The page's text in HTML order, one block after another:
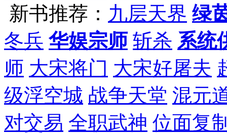
新书推荐： 九层天界 绿
冬兵 华娱宗师 斩杀 系统
师 大宋将门 大宋好屠夫
级浮空城 战争天堂 混元
对交易 全职武神 位面复